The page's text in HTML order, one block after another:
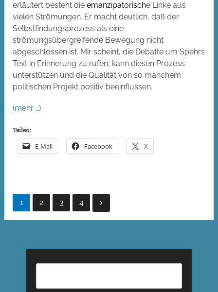
erläutert besteht dieemanzipatorische Linke aus
vielen Strömungen. Er macht deutlich, daß der
Selbstfindungsprozess als eine
strömungsübergreifende Bewegung nicht
abgeschlossen ist. Mir scheint, die Debatte um Spehrs
Text in Erinnerung zu rufen, kann diesen Prozess
unterstützen und die Qualität von so manchem
politischen Projekt positiv beeinflussen.
(mehr …)
Teilen:
E-Mail Facebook X
Seitennummerierung
der
1 2 3 4